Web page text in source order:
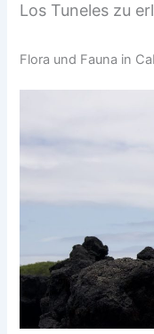
Los Tuneles zu
Flora und Fauna in